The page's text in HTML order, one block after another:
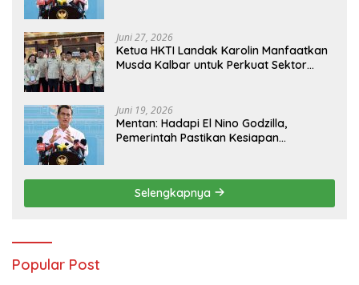
Juni 27, 2026
Ketua HKTI Landak Karolin Manfaatkan
Musda Kalbar untuk Perkuat Sektor
Juni 19, 2026
Mentan: Hadapi El Nino Godzilla,
Pemerintah Pastikan Kesiapan
Selengkapnya
Popular Post